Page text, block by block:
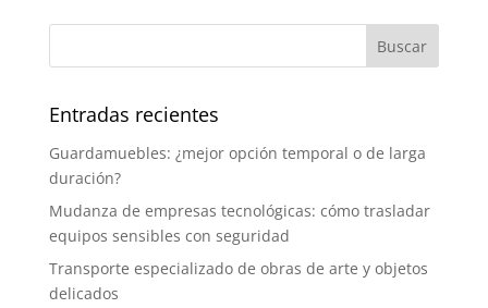
Entradas recientes
Guardamuebles: ¿mejor opción temporal o de larga
duración?
Mudanza de empresas tecnológicas: cómo trasladar
equipos sensibles con seguridad
Transporte especializado de obras de arte y objetos
delicados